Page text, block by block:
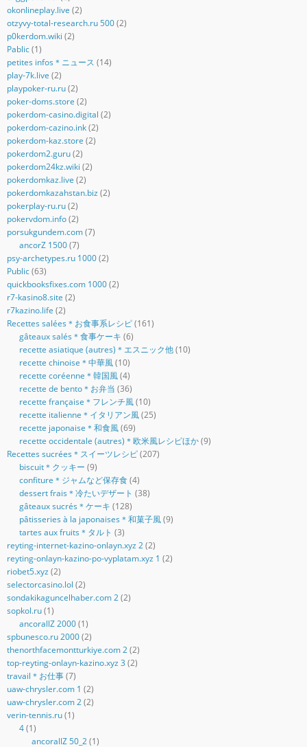
okonlineplay.live (2)
otzyvy-total-research.ru 500(2)
p0kerdom.wiki (2)
Pablic(1)
petites infos＊ニュース (14)
play-7k.live (2)
playpoker-ru.ru(2)
poker-doms.store (2)
pokerdom-casino.digital (2)
pokerdom-cazino.ink(2)
pokerdom-kaz.store (2)
pokerdom2.guru(2)
pokerdom24kz.wiki (2)
pokerdomkaz.live (2)
pokerdomkazahstan.biz (2)
pokerplay-ru.ru(2)
pokervdom.info(2)
porsukgundem.com(7)
ancorZ 1500(7)
psy-archetypes.ru 1000(2)
Public(63)
quickbooksfixes.com 1000(2)
r7-kasino8.site (2)
r7kazino.life (2)
Recettes salées＊お食事系レシピ(161)
gâteaux salés＊食事ケーキ (6)
recette asiatique (autres)＊エスニック他(10)
recette chinoise＊中華風(10)
recette coréenne＊韓国風(4)
recette de bento＊お弁当 (36)
recette française＊フレンチ風(10)
recette italienne＊イタリアン風(25)
recette japonaise＊和食風(69)
recette occidentale (autres)＊欧米風レシピほか(9)
Recettes sucrées＊スイーツレシピ(207)
biscuit＊クッキー (9)
confiture＊ジャムなど保存食(4)
dessert frais＊冷たいデザート (38)
gâteaux sucrés＊ケーキ (128)
pâtisseries à la japonaises＊和菓子風(9)
tartes aux fruits＊タルト (3)
reyting-internet-kazino-onlayn.xyz 2(2)
reyting-onlayn-kazino-po-vyplatam.xyz 1 (2)
riobet5.xyz (2)
selectorcasino.lol (2)
sondakikaguncelhaber.com 2(2)
sopkol.ru(1)
ancorallZ 2000(1)
spbunesco.ru 2000(2)
thenorthfacemontturkiye.com 2(2)
top-reyting-onlayn-kazino.xyz 3 (2)
travail＊お仕事(7)
uaw-chrysler.com 1 (2)
uaw-chrysler.com 2(2)
verin-tennis.ru(1)
4(1)
ancorallZ 50_2(1)